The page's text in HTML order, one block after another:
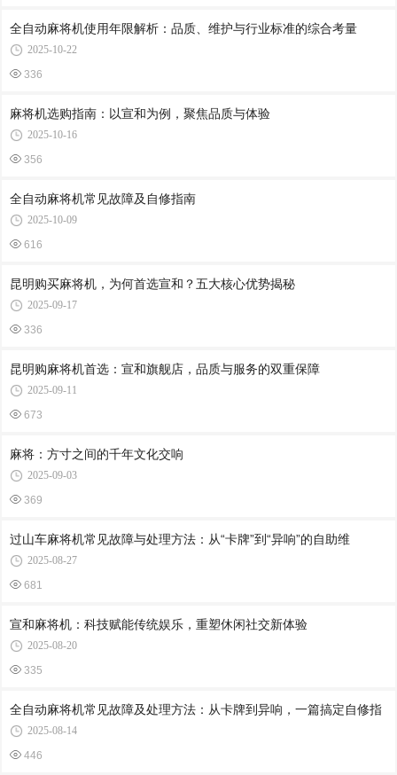
全自动麻将机使用年限解析：品质、维护与行业标准的综合考量
2025-10-22
336
麻将机选购指南：以宣和为例，聚焦品质与体验
2025-10-16
356
全自动麻将机常见故障及自修指南
2025-10-09
616
昆明购买麻将机，为何首选宣和？五大核心优势揭秘
2025-09-17
336
昆明购麻将机首选：宣和旗舰店，品质与服务的双重保障
2025-09-11
673
麻将：方寸之间的千年文化交响
2025-09-03
369
过山车麻将机常见故障与处理方法：从“卡牌”到“异响”的自助维
2025-08-27
681
宣和麻将机：科技赋能传统娱乐，重塑休闲社交新体验
2025-08-20
335
全自动麻将机常见故障及处理方法：从卡牌到异响，一篇搞定自修指
2025-08-14
446